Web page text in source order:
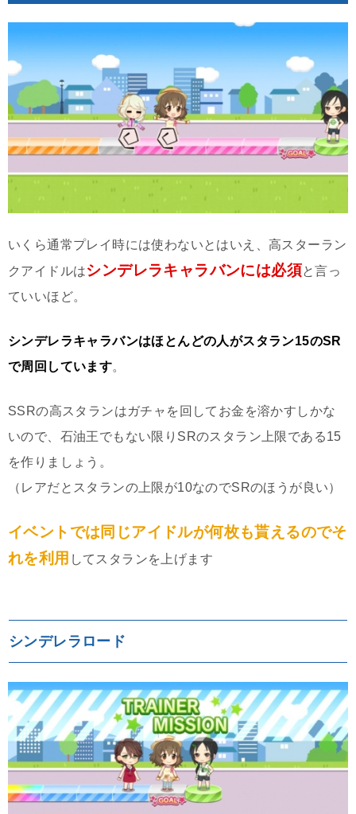
いくら通常プレイ時には使わないとはいえ、高スターラン
クアイドルはシンデレラキャラバンには必須と言っ
ていいほど。
シンデレラキャラバンはほとんどの人がスタラン15のSR
で周回しています。
SSRの高スタランはガチャを回してお金を溶かすしかな
いので、石油王でもない限りSRのスタラン上限である15
を作りましょう。
（レアだとスタランの上限が10なのでSRのほうが良い）
イベントでは同じアイドルが何枚も貰えるのでそ
れを利用 してスタランを上げます
シンデレラロード